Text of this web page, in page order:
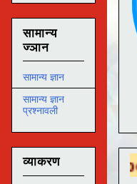
Tube Channel
सामान्य
ज्ञान
सामान्य ज्ञान
सामान्य ज्ञान
प्रश्नावली
व्याकरण